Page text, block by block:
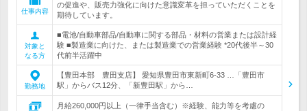
仕事内容
の促進や、販売力強化に向けた意識変革を担っていただくことを
期待しています。
対象と
なる方
■電池/自動車部品/自動車に関する部品・材料の営業または設計経
験 ■製造業に向けた、または製造業での営業経験 *20代後半～30
代前半活躍中
勤務地
【豊田本部 豊田支店】 愛知県豊田市東新町6-33 …「豊田市
駅」からバス12分、「新豊田駅」から…
月給260,000円以上（一律手当含む）※経験、能力等を考慮の